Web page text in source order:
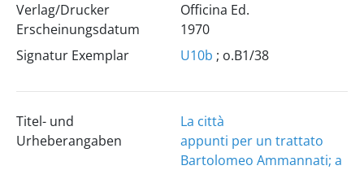
Verlag/Drucker
Erscheinungsdatum
Officina Ed.
1970
Signatur Exemplar
U10b ; o.B1/38
Titel- und
Urheberangaben
La città
appunti per un trattato
Bartolomeo Ammannati; a